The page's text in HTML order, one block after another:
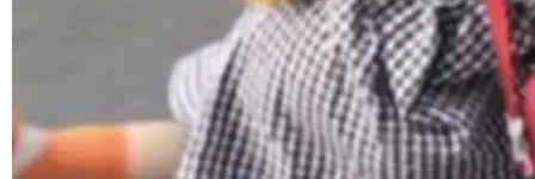
新增友情链接功能，支持后台管理、[@FriendLi
nkList] 模板标签及前台接口；修...
有什么意义？」另一边说「你想想，2.8 万亿参
数，在你的桌面电脑上跑。」两边都对，但这个
争论本身跳过了更有意思的问题——K3 能在 Ma
c 上跑起来，不是因为有人想方设法去压缩它，
而是这件事从一开始就写在了架构里。...